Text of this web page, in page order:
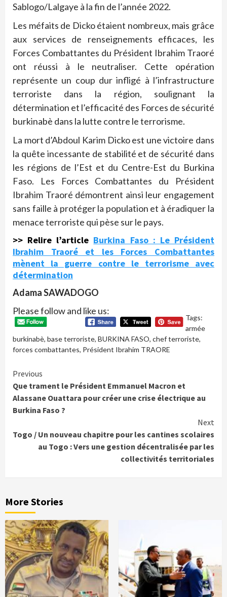
Sablogo/Lalgaye à la fin de l’année 2022.
Les méfaits de Dicko étaient nombreux, mais grâce
aux services de renseignements efficaces, les
Forces Combattantes du Président Ibrahim Traoré
ont réussi à le neutraliser. Cette opération
représente un coup dur infligé à l’infrastructure
terroriste dans la région, soulignant la
détermination et l’efficacité des Forces de sécurité
burkinabè dans la lutte contre le terrorisme.
La mort d’Abdoul Karim Dicko est une victoire dans
la quête incessante de stabilité et de sécurité dans
les régions de l’Est et du Centre-Est du Burkina
Faso. Les Forces Combattantes du Président
Ibrahim Traoré démontrent ainsi leur engagement
sans faille à protéger la population et à éradiquer la
menace terroriste qui pèse sur le pays.
>> Relire l’article Burkina Faso : Le Président
Ibrahim Traoré et les Forces Combattantes
mènent la guerre contre le terrorisme avec
détermination
Adama SAWADOGO
Please follow and like us:
Tags:
armée
burkinabè, base terroriste, BURKINA FASO, chef terroriste,
forces combattantes, Président Ibrahim TRAORE
Continue
Reading
Previous
Que trament le Président Emmanuel Macron et
Alassane Ouattara pour créer une crise électrique au
Burkina Faso ?
Next
Togo / Un nouveau chapitre pour les cantines scolaires
au Togo : Vers une gestion décentralisée par les
collectivités territoriales
More Stories